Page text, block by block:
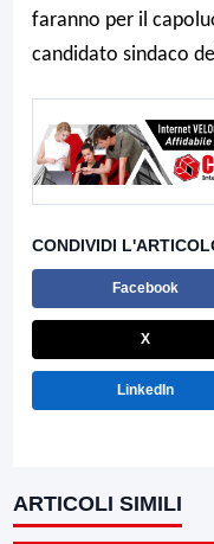
faranno per il
candidato sindaco
CONDIVIDI
Facebook
X
LinkedIn
ARTICOLI SIMILI